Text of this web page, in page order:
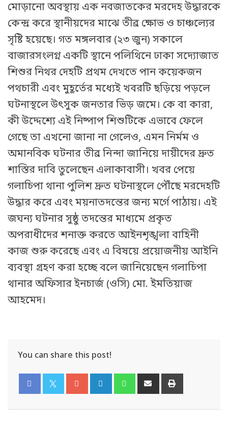
মোড়ানো অবস্থায় এক নবজাতকের মরদেহ উদ্ধারকে
কেন্দ্র করে স্থানীয়দের মাঝে তীব্র ক্ষোভ ও চাঞ্চল্যের
সৃষ্টি হয়েছে। গত মঙ্গলবার (২৩ জুন) সকালে
বাজারসংলগ্ন একটি স্থানে পলিথিনে ঢাকা সদ্যোজাত
শিশুর নিথর দেহটি প্রথম দেখতে পান কয়েকজন
পথচারী এবং মুহূর্তের মধ্যেই খবরটি ছড়িয়ে পড়লে
ঘটনাস্থলে উৎসুক জনতার ভিড় জমে। কে বা কারা,
কী উদ্দেশ্যে এই নিষ্পাপ শিশুটিকে এভাবে ফেলে
গেছে তা এখনো জানা না গেলেও, এমন নির্মম ও
অমানবিক ঘটনার তীব্র নিন্দা জানিয়ে দায়ীদের দ্রুত
শাস্তির দাবি তুলেছেন এলাকাবাসী। খবর পেয়ে
গলাচিপা থানা পুলিশ দ্রুত ঘটনাস্থলে পৌঁছে মরদেহটি
উদ্ধার করে এবং ময়নাতদন্তের জন্য মর্গে পাঠায়। এই
জঘন্য ঘটনার সুষ্ঠু তদন্তের মাধ্যমে প্রকৃত
অপরাধীদের শনাক্ত করতে আইনশৃঙ্খলা বাহিনী
কাজ শুরু করেছে এবং এ বিষয়ে প্রয়োজনীয় আইনি
ব্যবস্থা গ্রহণ করা হচ্ছে বলে জানিয়েছেন গলাচিপা
থানার অফিসার ইনচার্জ (ওসি) মো. ইমতিয়াজ
আহমেদ।
You can share this post!